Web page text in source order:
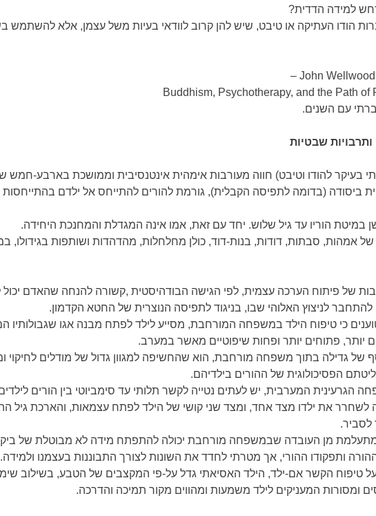
למידה הדדית?
הודו העתיקה או טיבט, שיש להן קרוב לוודאי בעיות משל עצמן, אלא להשתמש
Buddhism, Psychotherapy, and the Path
עם השנים.
שבטיות
בעיקר להודו וטיבט) חווה מעורבות אימהית אינטנסיבית וממושכת בארבע-חמש
ביסודה (בדומה לתפיסה הקבלית), גורמת להורים להתייחס אל ילדם בהתייחסות
במיטת הוריו עד גיל שלוש. יחד עם זאת, אמו אינה המגדלת והמחנכת היחידה.
אמהות, סבתות, דודות, בנות-דוד, כולן מחלחלות, מהדהדות ושותפות בגידולו,
של פיתוח הערכה עצמית, לפי הגישה הבודהיסטית ,קשורה להנחה שהאדם יכול
להתחבר לניצוץ האלוהי שבו, בניגוד לתפיסה הנוצרית של החטא הקדמון.
כי טיפוח הילד במשפחה המורחבת, מסייע לילד לפתח מבנה אגו שגבולותיו
יותר, פתוחים יותר ופחות שיפוטיים מאשר במערב.
של גדילה בתוך משפחה מורחבת, הוא שהחשיפה למגוון גדול של מודלים לחיקוי
הפסיכולוגית של ההורים בילדיהם.
הגרעינית המערבית, יש לעתים נטייה לקשר תלותי עד סימביוטי בין הורים
לשחרר את ילדו מצד אחד, ומצד שני קושי של הילד לפתח עצמאות, והארכת גיל
מתעלמת מן העובדה שבמשפחה מורחבת יכולה להתפתח מידה לא מבוטלת של
ותפקודו ההורי, אך מטרתי לחדד את השונות לצורך התבוננות בעצמנו ולמידה.
טיפוח הקשר אם-ילד, הילד האסיאתי גדל על-פי המקצבים של הטבע, בשילוב
ומסורות המעניקים לילד משמעות ומהווים מקור תמיכה והדרכה.